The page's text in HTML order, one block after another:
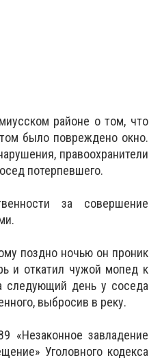
районе о том, что
было повреждено окно.
правоохранители
потерпевшего.
за совершение
поздно ночью он проник
и откатил чужой мопед к
следующий день у соседа
выбросив в реку.
«Незаконное завладение
Уголовного кодекса